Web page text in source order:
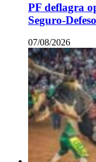
PF deflagra
Seguro-Defeso
07/08/2026